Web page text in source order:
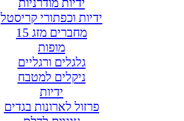
ידיות וכפתורי קריסטל
מחברים מזג 15
מופות
גלגלים ורגליים
ניקלים למטבח
ידיות
פרזול לארונות בגדים